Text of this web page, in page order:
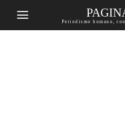
Periodismo humano,